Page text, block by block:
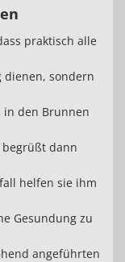
praktisch alle
dienen, sondern
in den Brunnen
dann
helfen sie ihm
Gesundung zu
angeführten